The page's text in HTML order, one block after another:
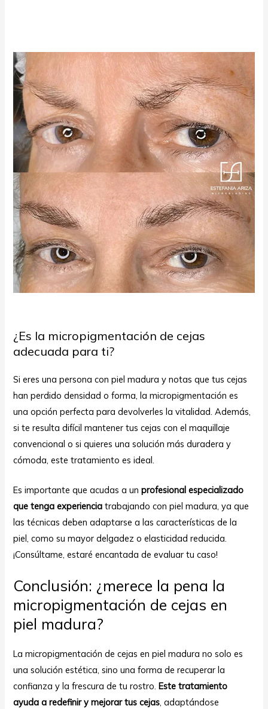
¿Es la micropigmentación de cejas
adecuada para ti?
Si eres una persona con piel madura y notas que tus cejas
han perdido densidad o forma, la micropigmentación es
una opción perfecta para devolverles la vitalidad. Además,
si te resulta difícil mantener tus cejas con el maquillaje
convencional o si quieres una solución más duradera y
cómoda, este tratamiento es ideal.
Es importante que acudas a un profesional especializado
que tenga experienciatrabajando con piel madura, ya que
las técnicas deben adaptarse a las características de la
piel, como su mayor delgadez o elasticidad reducida.
¡Consúltame, estaré encantada de evaluar tu caso!
Conclusión: ¿merece la pena la
micropigmentación de cejas en
piel madura?
La micropigmentación de cejas en piel madura no solo es
una solución estética, sino una forma de recuperar la
confianza y la frescura de tu rostro. Este tratamiento
ayuda a redefinir y mejorar tus cejas, adaptándose